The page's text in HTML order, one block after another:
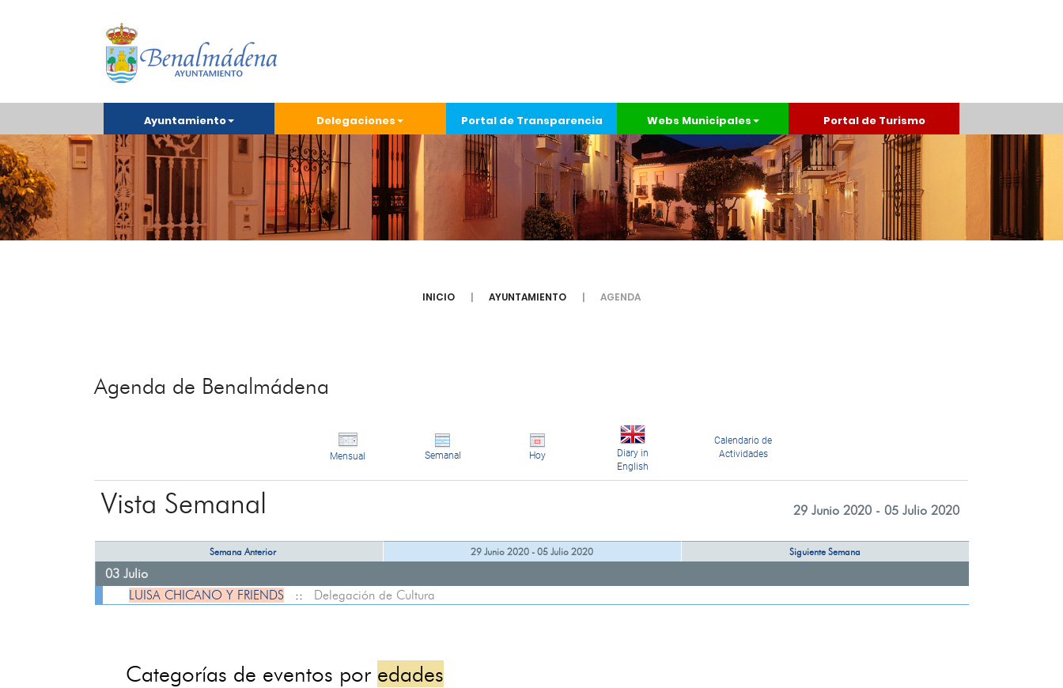
Ayuntamiento Delegaciones Portal de Transparencia Webs Municipales Portal de Turismo
INICIO AYUNTAMIENTO AGENDA
Agenda de Benalmádena
Mensual Semanal Hoy
Diary in
English
Calendario de
Actividades
Vista Semanal 29 Junio 2020 - 05 Julio 2020
Semana Anterior 29 Junio 2020 - 05 Julio 2020 Siguiente Semana
03 Julio
LUISA CHICANO Y FRIENDS :: Delegación de Cultura
Categorías de eventos por edades